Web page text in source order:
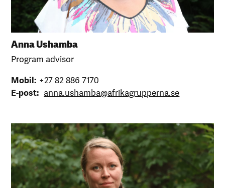
Anna Ushamba
Program advisor
Mobil: +27 82 886 7170
E-post: anna.ushamba@afrikagrupperna.se